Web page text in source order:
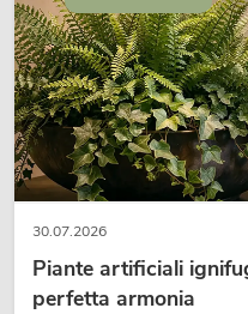
30.07.2026
Piante artificiali
perfetta armonia